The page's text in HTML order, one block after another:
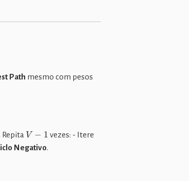
Path mesmo com pesos
Repita V−
vezes: - Itere
Negativo.